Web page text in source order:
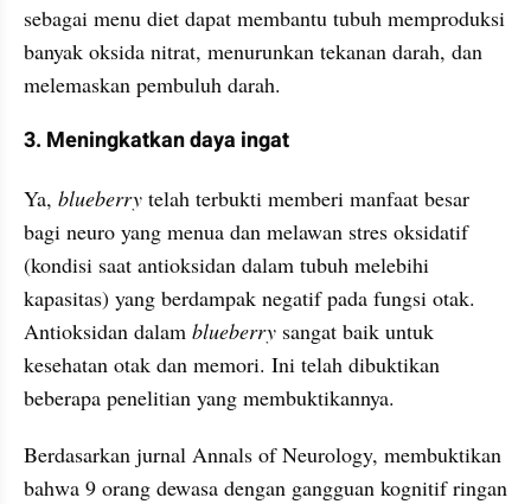
sebagai menu diet dapat membantu tubuh memproduksi
banyak oksida nitrat, menurunkan tekanan darah, dan
melemaskan pembuluh darah.
3. Meningkatkan daya ingat
Ya, blueberry telah terbukti memberi manfaat besar
bagi neuro yang menua dan melawan stres oksidatif
(kondisi saat antioksidan dalam tubuh melebihi
kapasitas) yang berdampak negatif pada fungsi otak.
Antioksidan dalam blueberry sangat baik untuk
kesehatan otak dan memori. Ini telah dibuktikan
beberapa penelitian yang membuktikannya.
Berdasarkan jurnal Annals of Neurology, membuktikan
bahwa 9 orang dewasa dengan gangguan kognitif ringan